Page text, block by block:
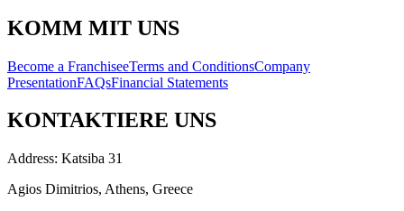
KOMM MIT UNS
Become a FranchiseeTerms and ConditionsCompany
PresentationFAQsFinancial Statements
KONTAKTIERE UNS
Address: Katsiba 31
Agios Dimitrios, Athens, Greece